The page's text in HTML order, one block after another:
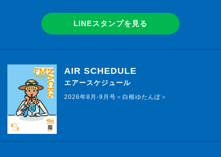
LINEスタンプを見る
AIR SCHEDULE
エアースケジュール
2026年8月-9月号＜白根ゆたんぽ＞